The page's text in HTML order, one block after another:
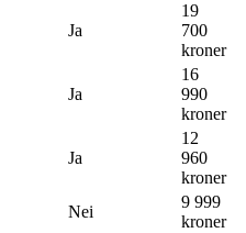
Ja
19
700
kroner
Ja
16
990
kroner
Ja
12
960
kroner
Nei
9 999
kroner